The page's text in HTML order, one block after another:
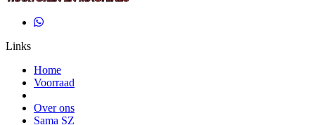
Links
Home
Voorraad
Over ons
Sama SZ